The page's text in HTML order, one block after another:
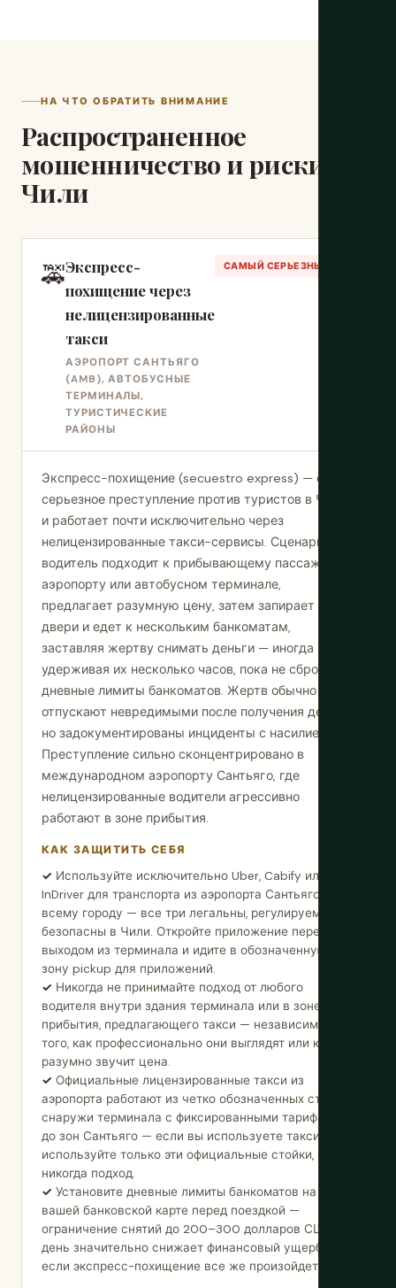
НА ЧТО ОБРАТИТЬ ВНИМАНИЕ
Распространенное
мошенничество и риски в
Чили
🚕Экспресс-
похищение через
нелицензированные
такси
АЭРОПОРТ САНТЬЯГО
(AMB), АВТОБУСНЫЕ
ТЕРМИНАЛЫ,
ТУРИСТИЧЕСКИЕ
РАЙОНЫ
САМЫЙ СЕРЬЕЗНЫЙ РИСК
Экспресс-похищение (secuestro express) — самое
серьезное преступление против туристов в Чили
и работает почти исключительно через
нелицензированные такси-сервисы. Сценарий:
водитель подходит к прибывающему пассажиру в
аэропорту или автобусном терминале,
предлагает разумную цену, затем запирает
двери и едет к нескольким банкоматам,
заставляя жертву снимать деньги — иногда
удерживая их несколько часов, пока не сбросятся
дневные лимиты банкоматов. Жертв обычно
отпускают невредимыми после получения денег,
но задокументированы инциденты с насилием.
Преступление сильно сконцентрировано в
международном аэропорту Сантьяго, где
нелицензированные водители агрессивно
работают в зоне прибытия.
КАК ЗАЩИТИТЬ СЕБЯ
Используйте исключительно Uber, Cabify или
InDriver для транспорта из аэропорта Сантьяго и по
всему городу — все три легальны, регулируемы и
безопасны в Чили. Откройте приложение перед
выходом из терминала и идите в обозначенную
зону pickup для приложений.
Никогда не принимайте подход от любого
водителя внутри здания терминала или в зоне
прибытия, предлагающего такси — независимо от
того, как профессионально они выглядят или как
разумно звучит цена.
Официальные лицензированные такси из
аэропорта работают из четко обозначенных стоек
снаружи терминала с фиксированными тарифами
до зон Сантьяго — если вы используете такси,
используйте только эти официальные стойки,
никогда подход.
Установите дневные лимиты банкоматов на
вашей банковской карте перед поездкой —
ограничение снятий до 200–300 долларов США в
день значительно снижает финансовый ущерб,
если экспресс-похищение все же произойдет.